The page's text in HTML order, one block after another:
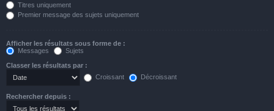
Titres uniquement
Premier message des sujets uniquement
Afficher les résultats sous forme de :
Messages
Sujets
Classer les résultats par :
Croissant
Décroissant
Rechercher depuis :